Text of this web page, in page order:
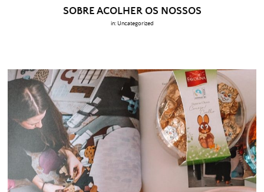
SOBRE ACOLHER OS NOSSOS
in: Uncategorized